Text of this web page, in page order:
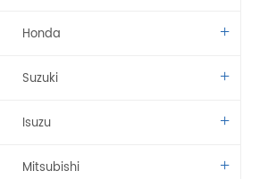
Honda
Suzuki
Isuzu
Mitsubishi